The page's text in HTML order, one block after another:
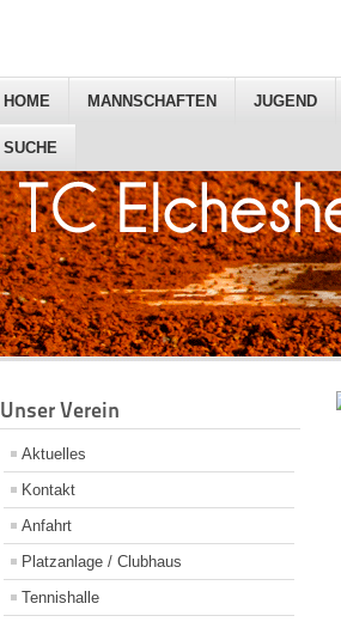
HOME MANNSCHAFTEN JUGEND
SUCHE
Unser Verein
Aktuelles
Kontakt
Anfahrt
Platzanlage / Clubhaus
Tennishalle